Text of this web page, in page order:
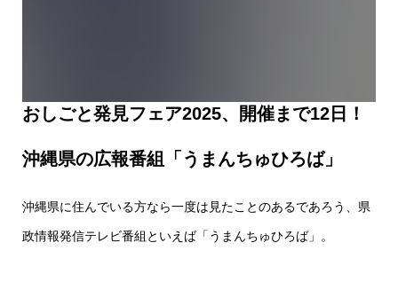
おしごと発見フェア2025、開催まで12日！
沖縄県の広報番組「うまんちゅひろば」
沖縄県に住んでいる方なら一度は見たことのあるであろう、県
政情報発信テレビ番組といえば「うまんちゅひろば」。